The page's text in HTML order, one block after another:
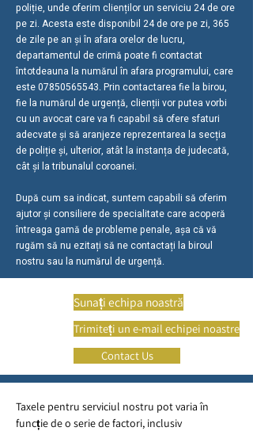
poliție, unde oferim clienților un serviciu 24 de ore
pe zi. Acesta este disponibil 24 de ore pe zi, 365
de zile pe an și în afara orelor de lucru,
departamentul de crimă poate fi contactat
întotdeauna la numărul în afara programului, care
este07850565543. Prin contactarea fie la birou,
fie la numărul de urgență, clienții vor putea vorbi
cu un avocat care va fi capabil să ofere sfaturi
adecvate și să aranjeze reprezentarea la secția
de poliție și, ulterior, atât la instanța de judecată,
cât și la tribunalul coroanei.
După cum sa indicat, suntem capabili să oferim
ajutor și consiliere de specialitate care acoperă
întreaga gamă de probleme penale, așa că vă
rugăm să nu ezitați să ne contactați la biroul
nostru sau la numărul de urgență.
Sunați echipa noastră
Trimiteți un e-mail echipei noastre
Contact Us
Taxele pentru serviciul nostru pot varia în
funcție de o serie de factori, inclusiv